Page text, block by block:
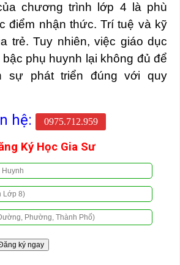
chương trình lớp 4 là phù
điểm nhận thức. Trí tuệ và kỹ
trẻ. Tuy nhiên, việc giáo dục
phụ huynh lại không đủ để
sự phát triển đúng với quy
hệ: 0975.712.959
Ký Học Gia Sư